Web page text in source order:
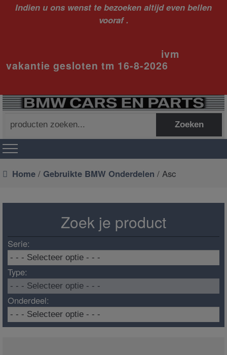
Indien u ons wenst te bezoeken altijd even bellen
vooraf .
ivm
vakantie gesloten tm 16-8-2026
naar:
Zoeken
Home / Gebruikte BMW Onderdelen / Asc
Zoek je product
Serie:
Type:
Onderdeel: